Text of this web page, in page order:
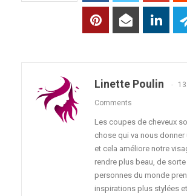
Linette Poulin
Comments
Les coupes de cheveux
chose qui va nous
et cela améliore notre
rendre plus beau, de
personnes du monde
inspirations plus stylées